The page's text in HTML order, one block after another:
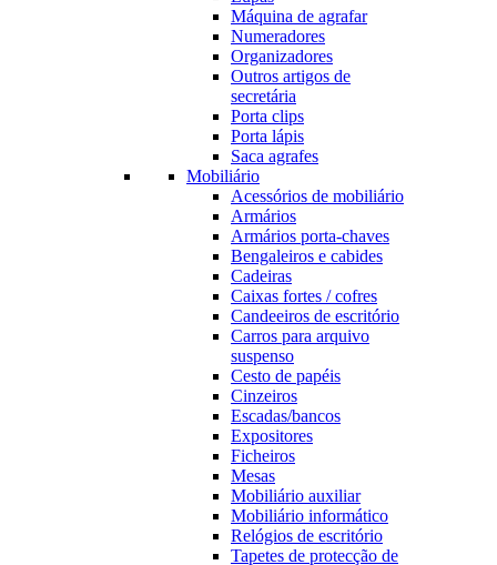
Máquina de agrafar
Numeradores
Organizadores
Outros artigos de
secretária
Porta clips
Porta lápis
Saca agrafes
Mobiliário
Acessórios de mobiliário
Armários
Armários porta-chaves
Bengaleiros e cabides
Cadeiras
Caixas fortes / cofres
Candeeiros de escritório
Carros para arquivo
suspenso
Cesto de papéis
Cinzeiros
Escadas/bancos
Expositores
Ficheiros
Mesas
Mobiliário auxiliar
Mobiliário informático
Relógios de escritório
Tapetes de protecção de